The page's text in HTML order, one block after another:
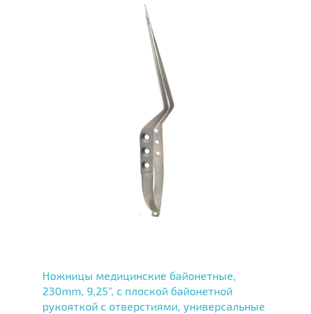
Ножницы медицинские байонетные,
230mm, 9,25”, с плоской байонетной
рукояткой с отверстиями, универсальные